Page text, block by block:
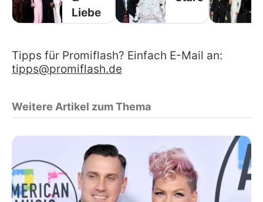
Liebe
Tipps für Promiflash? Einfach E-Mail an:
tipps@promiflash.de
Weitere Artikel zum Thema